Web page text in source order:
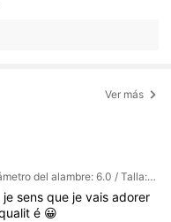
Ver más
Color: Multicolor / diámetro del alambre: 6.0 / Talla: 500 metros
je sens que je vais adorer
é 😀